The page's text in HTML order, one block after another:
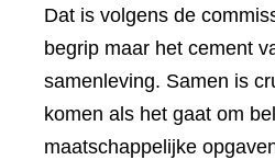
Dat is volgens de
begrip maar het cement
samenleving. Samen is
komen als het gaat om
maatschappelijke